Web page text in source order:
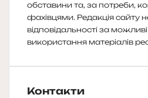
обставини та, за потреби,
фахівцями. Редакція сайту
відповідальності за
використання матеріалів
Контакти